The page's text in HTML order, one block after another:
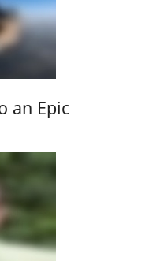
an Epic